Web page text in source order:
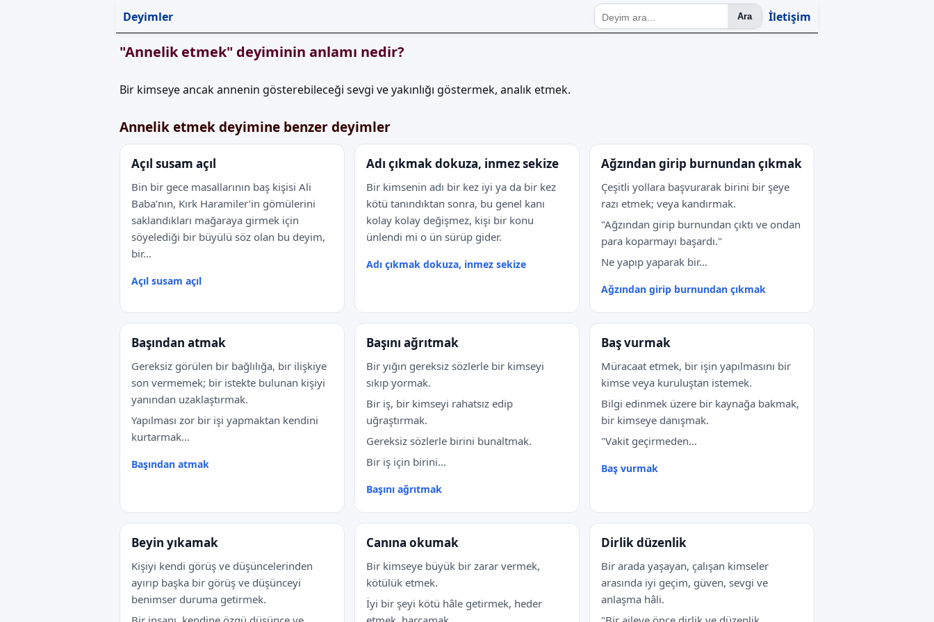
Deyimler Ara İletişim
"Annelik etmek" deyiminin anlamı nedir?
Bir kimseye ancak annenin gösterebileceği sevgi ve yakınlığı göstermek, analık etmek.
Annelik etmek deyimine benzer deyimler
Açıl susam açıl
Bin bir gece masallarının baş kişisi Ali
Baba’nın, Kırk Haramiler’in gömülerini
saklandıkları mağaraya girmek için
söyelediği bir büyülü söz olan bu deyim,
bir...
Açıl susam açıl
Adı çıkmak dokuza, inmez sekize
Bir kimsenin adı bir kez iyi ya da bir kez
kötü tanındıktan sonra, bu genel kanı
kolay kolay değişmez, kişi bir konu
ünlendi mi o ün sürüp gider.
Adı çıkmak dokuza, inmez sekize
Ağzından girip burnundan çıkmak
Çeşitli yollara başvurarak birini bir şeye
razı etmek; veya kandırmak.
"Ağzından girip burnundan çıktı ve ondan
para koparmayı başardı."
Ne yapıp yaparak bir...
Ağzından girip burnundan çıkmak
Başından atmak
Gereksiz görülen bir bağlılığa, bir ilişkiye
son vermemek; bir istekte bulunan kişiyi
yanından uzaklaştırmak.
Yapılması zor bir işi yapmaktan kendini
kurtarmak...
Başından atmak
Başını ağrıtmak
Bir yığın gereksiz sözlerle bir kimseyi
sıkıp yormak.
Bir iş, bir kimseyi rahatsız edip
uğraştırmak.
Gereksiz sözlerle birini bunaltmak.
Bir iş için birini...
Başını ağrıtmak
Baş vurmak
Müracaat etmek, bir işin yapılmasını bir
kimse veya kuruluştan istemek.
Bilgi edinmek üzere bir kaynağa bakmak,
bir kimseye danışmak.
"Vakit geçirmeden...
Baş vurmak
Beyin yıkamak
Kişiyi kendi görüş ve düşüncelerinden
ayırıp başka bir görüş ve düşünceyi
benimser duruma getirmek.
Canına okumak
Bir kimseye büyük bir zarar vermek,
kötülük etmek.
İyi bir şeyi kötü hâle getirmek, heder
Dirlik düzenlik
Bir arada yaşayan, çalışan kimseler
arasında iyi geçim, güven, sevgi ve
anlaşma hâli.